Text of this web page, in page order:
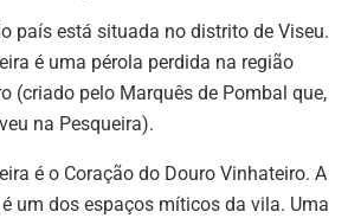
país está situada no distrito de Viseu.
é uma pérola perdida na região
(criado pelo Marquês de Pombal que,
na Pesqueira).
é o Coração do Douro Vinhateiro. A
um dos espaços míticos da vila. Uma